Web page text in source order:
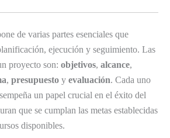
de varias partes esenciales que
ejecución y seguimiento. Las
proyecto son: objetivos, alcance,
, presupuesto y evaluación. Cada uno
un papel crucial en el éxito del
que se cumplan las metas establecidas
disponibles.